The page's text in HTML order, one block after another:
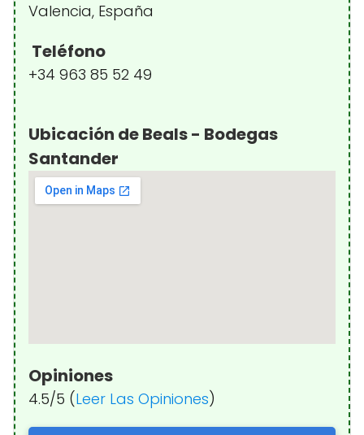
Valencia, España
Teléfono
+34 963 85 52 49
Ubicación de Beals - Bodegas
Santander
Opiniones
4.5/5 (Leer Las Opiniones)